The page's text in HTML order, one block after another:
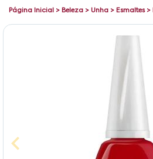
Página Inicial > Beleza > Unha > Esmaltes>